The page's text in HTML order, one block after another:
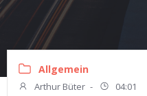
Allgemein
Arthur Büter - 04:01